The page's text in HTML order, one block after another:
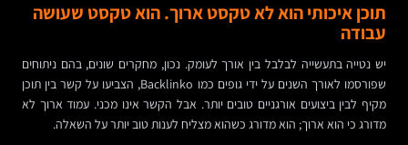
תוכן איכותי הוא לא טקסט ארוך. הוא טקסט שעושה
עבודה
יש נטייה בתעשייה לבלבל בין אורך לעומק. נכון, מחקרים שונים, בהם ניתוחים
שפורסמו לאורך השנים על ידי גופים כמו Backlinko, הצביעו על קשר בין תוכן
מקיף לבין ביצועים אורגניים טובים יותר. אבל הקשר אינו מכני. עמוד ארוך לא
מדורג כי הוא ארוך; הוא מדורג כשהוא מצליח לענות טוב יותר על השאלה.